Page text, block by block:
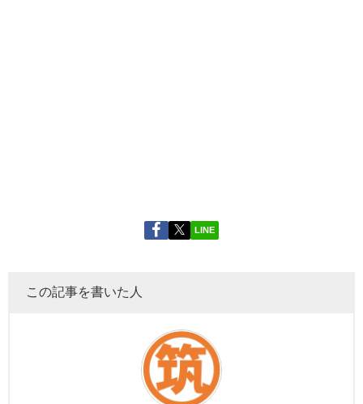
LINE
この記事を書いた人